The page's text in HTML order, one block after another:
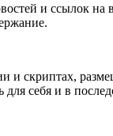
и ссылок
скриптах,
для себя и в